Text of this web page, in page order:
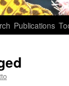
Publications